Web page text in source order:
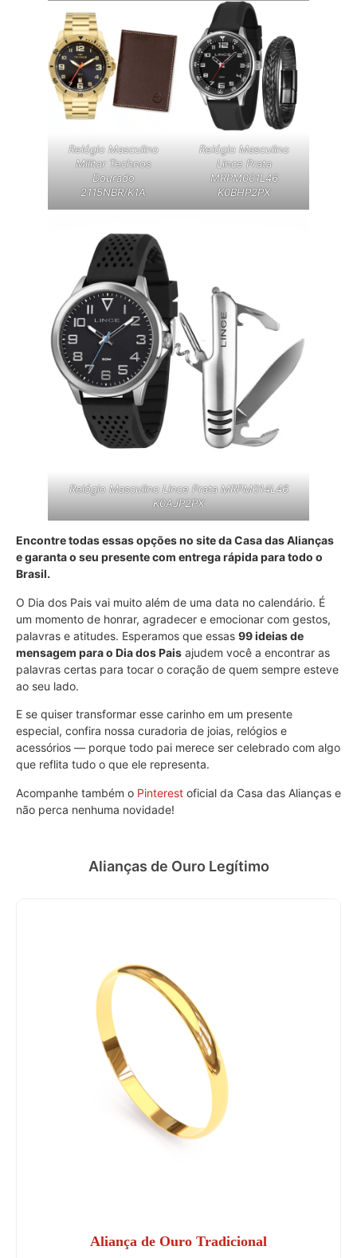
Relógio Masculino
Militar Technos
Dourado
2115NBR/K1A
Relógio Masculino
Lince Prata
MRPM001L46
K0BHP2PX
Relógio Masculino Lince Prata MRPM014L46
K0AJP2PX
Encontre todas essas opções no site da Casa das Alianças
e garanta o seu presente com entrega rápida para todo o
Brasil.
O Dia dos Pais vai muito além de uma data no calendário. É
um momento de honrar, agradecer e emocionar com gestos,
palavras e atitudes. Esperamos que essas 99 ideias de
mensagem para o Dia dos Pais ajudem você a encontrar as
palavras certas para tocar o coração de quem sempre esteve
ao seu lado.
E se quiser transformar esse carinho em um presente
especial, confira nossa curadoria de joias, relógios e
acessórios — porque todo pai merece ser celebrado com algo
que reflita tudo o que ele representa.
Acompanhe também o Pinterest oficial da Casa das Alianças e
não perca nenhuma novidade!
Alianças de Ouro Legítimo
Aliança de Ouro Tradicional